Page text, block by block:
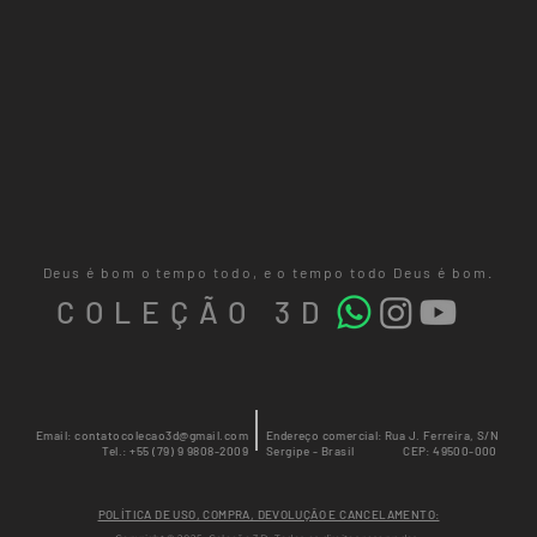
Deus é bom o tempo todo, e o tempo todo Deus é bom.
COLEÇÃO 3D
Email: contatocolecao3d@gmail.com
Tel.: +55 (79) 9 9808-2009
Endereço comercial: Rua J. Ferreira, S/N
Sergipe - Brasil CEP: 49500-000
POLÍTICA DE USO, COMPRA, DEVOLUÇÃO E CANCELAMENTO: